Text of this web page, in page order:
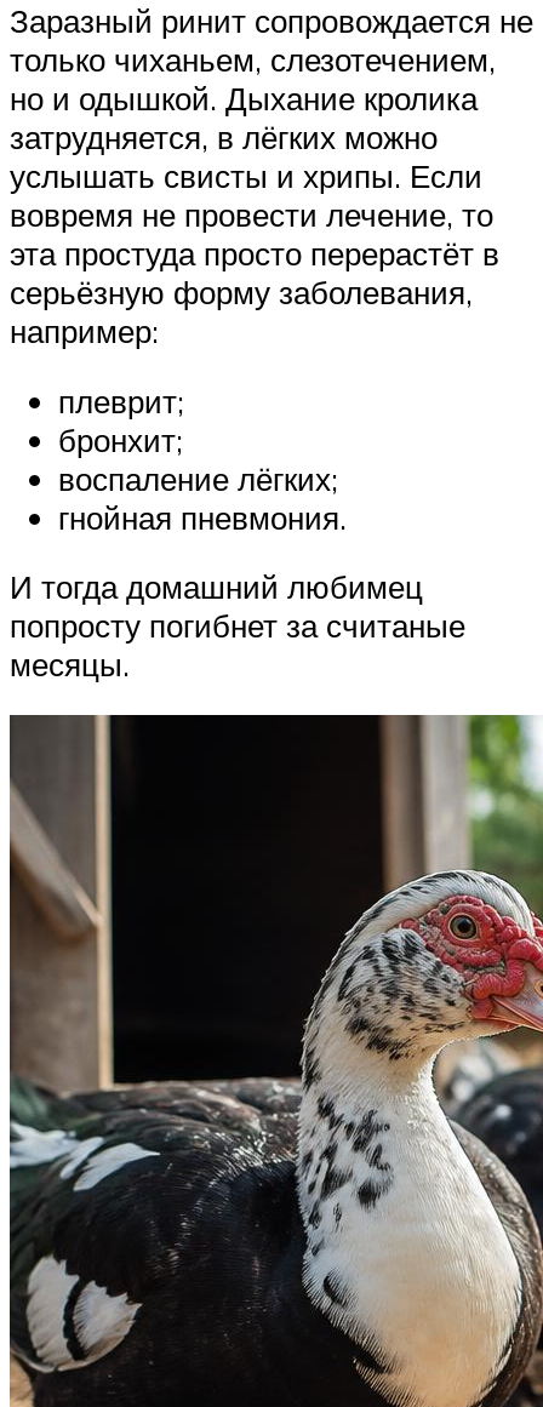
Заразный ринит сопровождается не
только чиханьем, слезотечением,
но и одышкой. Дыхание кролика
затрудняется, в лёгких можно
услышать свисты и хрипы. Если
вовремя не провести лечение, то
эта простуда просто перерастёт в
серьёзную форму заболевания,
например:
плеврит;
бронхит;
воспаление лёгких;
гнойная пневмония.
И тогда домашний любимец
попросту погибнет за считаные
месяцы.